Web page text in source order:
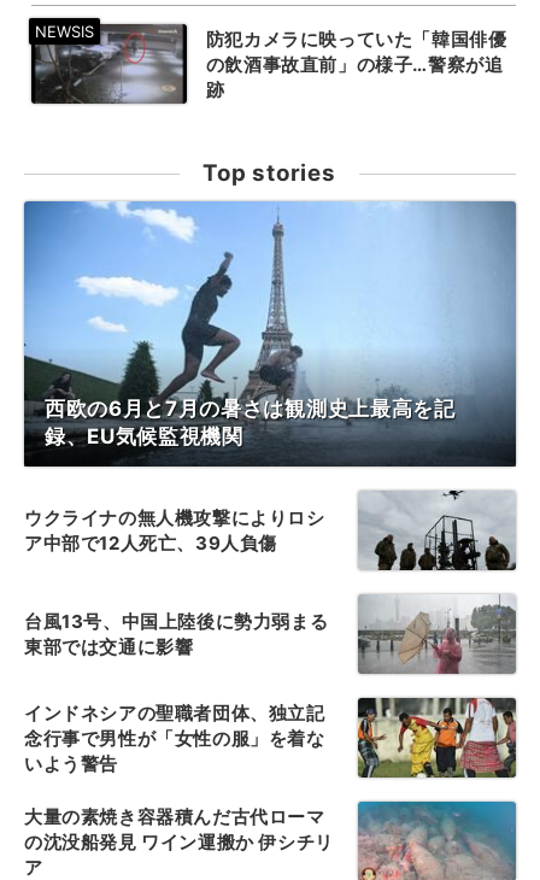
防犯カメラに映っていた「韓国俳優
の飲酒事故直前」の様子…警察が追
跡
Top stories
西欧の6月と7月の暑さは観測史上最高を記
録、EU気候監視機関
ウクライナの無人機攻撃によりロシ
ア中部で12人死亡、39人負傷
台風13号、中国上陸後に勢力弱まる
東部では交通に影響
インドネシアの聖職者団体、独立記
念行事で男性が「女性の服」を着な
いよう警告
大量の素焼き容器積んだ古代ローマ
の沈没船発見 ワイン運搬か 伊シチリ
ア